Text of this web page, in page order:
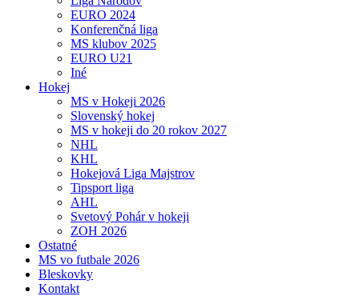
EURO 2024
Konferenčná liga
MS klubov 2025
EURO U21
Iné
Hokej
MS v Hokeji 2026
Slovenský hokej
MS v hokeji do 20 rokov 2027
NHL
KHL
Hokejová Liga Majstrov
Tipsport liga
AHL
Svetový Pohár v hokeji
ZOH 2026
Ostatné
MS vo futbale 2026
Bleskovky
Kontakt